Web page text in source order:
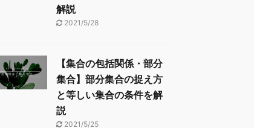
解説
2021/5/28
【集合の包括関係・部分
集合】部分集合の捉え方
と等しい集合の条件を解
説
2021/5/25